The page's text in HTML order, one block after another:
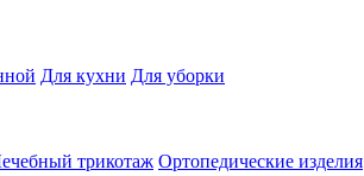
Для кухни Для уборки
трикотаж Ортопедические изделия